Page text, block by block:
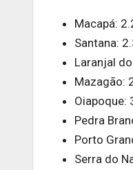
Macapá:
Santana:
Laranjal
Mazagão:
Oiapoque:
Pedra
Porto
Serra do